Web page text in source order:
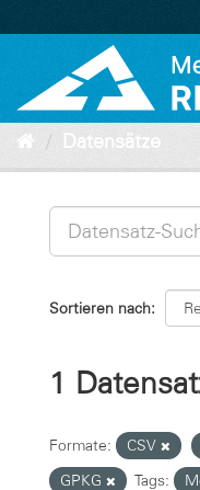
zum
Datensätze
Sortieren nach
1
Formate: CSV
GPKG
Tags: